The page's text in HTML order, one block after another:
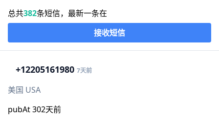
总共382条短信，最新一条在
接收短信
+12205161980 7天前
美国 USA
pubAt 302天前